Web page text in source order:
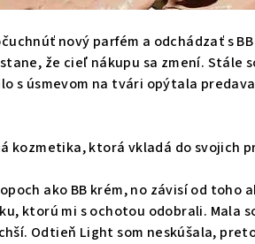
nový parfém a odchádzať s
že cieľ nákupu sa zmení. Stále
s úsmevom na tvári opýtala
kozmetika, ktorá vkladá do svojich
ako BB krém, no závisí od toho
ktorú mi s ochotou odobrali. Mala
Odtieň Light som neskúšala,